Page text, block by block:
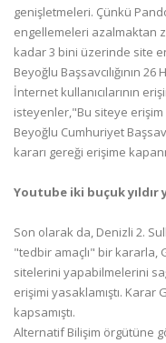
genişletmeleri. Çünkü
engellemeleri azalmaktan
kadar 3 bini üzerinde site
Beyoğlu Başsavcılığının
İnternet kullanıcılarının
isteyenler,"Bu siteye erişim
Beyoğlu Cumhuriyet
kararı gereği erişime
Youtube iki buçuk yıldır
Son olarak da, Denizli 2.
"tedbir amaçlı" bir kararla,
sitelerini yapabilmelerini
erişimi yasaklamıştı. Karar
kapsamıştı.
Alternatif Bilişim örgütüne